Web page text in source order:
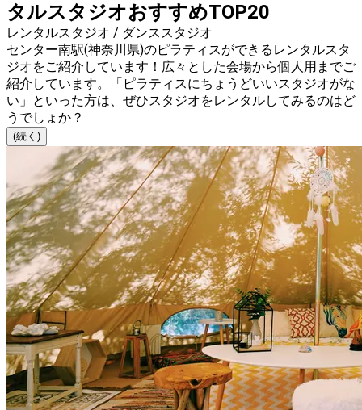
タルスタジオおすすめTOP20
レンタルスタジオ / ダンススタジオ
センター南駅(神奈川県)のピラティスができるレンタルスタ
ジオをご紹介しています！広々とした会場から個人用までご
紹介しています。「ピラティスにちょうどいいスタジオがな
い」といった方は、ぜひスタジオをレンタルしてみるのはど
うでしょか？
(続く)